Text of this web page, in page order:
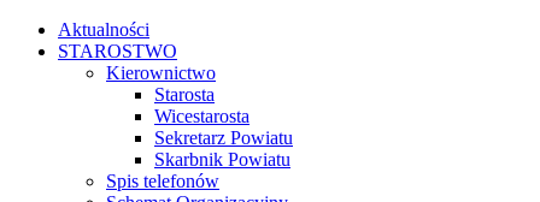
Aktualności
STAROSTWO
Kierownictwo
Starosta
Wicestarosta
Sekretarz Powiatu
Skarbnik Powiatu
Spis telefonów